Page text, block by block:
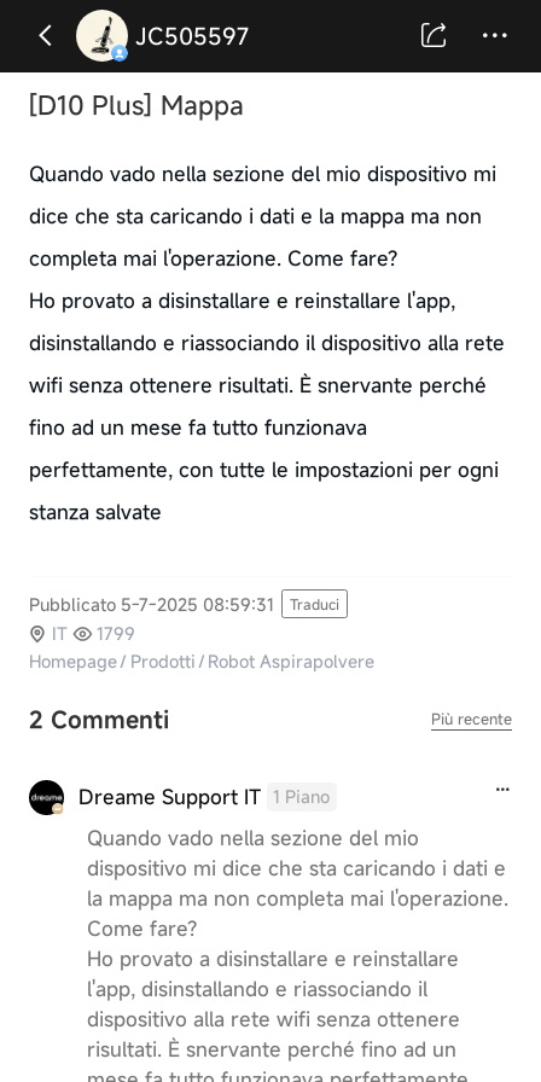
JC505597
[D10 Plus] Mappa
Quando vado nella sezione del mio dispositivo mi
dice che sta caricando i dati e la mappa ma non
completa mai l'operazione. Come fare?
Ho provato a disinstallare e reinstallare l'app,
disinstallando e riassociando il dispositivo alla rete
wifi senza ottenere risultati. È snervante perché
fino ad un mese fa tutto funzionava
perfettamente, con tutte le impostazioni per ogni
stanza salvate
Pubblicato 5-7-2025 08:59:31 Traduci
IT
1799
Homepage/ Prodotti/ Robot Aspirapolvere
2 Commenti Più recente
Dreame Support IT 1 Piano
Quando vado nella sezione del mio
dispositivo mi dice che sta caricando i dati e
la mappa ma non completa mai l'operazione.
Come fare?
Ho provato a disinstallare e reinstallare
l'app, disinstallando e riassociando il
dispositivo alla rete wifi senza ottenere
risultati. È snervante perché fino ad un